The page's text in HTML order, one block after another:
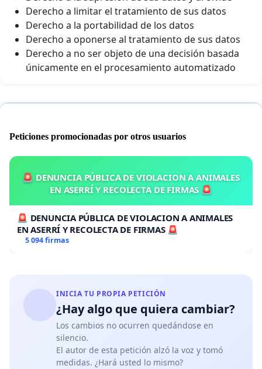
Derecho a limitar el tratamiento de sus datos
Derecho a la portabilidad de los datos
Derecho a oponerse al tratamiento de sus datos
Derecho a no ser objeto de una decisión basada
únicamente en el procesamiento automatizado
Peticiones promocionadas por otros usuarios
🚨 DENUNCIA PÚBLICA DE VIOLACION A ANIMALES
EN ASERRÍ Y RECOLECTA DE FIRMAS 🚨
🚨 DENUNCIA PÚBLICA DE VIOLACION A ANIMALES
EN ASERRÍ Y RECOLECTA DE FIRMAS 🚨
5 094 firmas
INICIA TU PROPIA PETICIÓN
¿Hay algo que quiera cambiar?
Los cambios no ocurren quedándose en
silencio.
El autor de esta petición alzó la voz y tomó
medidas. ¿Hará usted lo mismo?